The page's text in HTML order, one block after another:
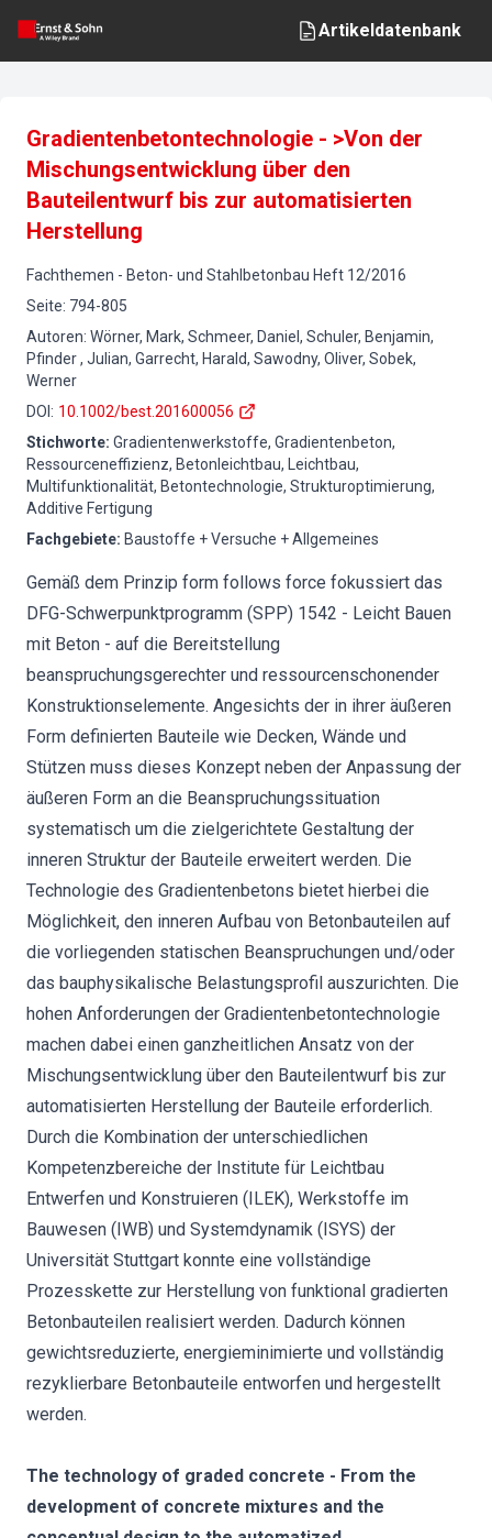
Artikeldatenbank
Gradientenbetontechnologie - >Von der
Mischungsentwicklung über den
Bauteilentwurf bis zur automatisierten
Herstellung
Fachthemen - Beton- und Stahlbetonbau Heft 12/2016
Seite: 794-805
Autoren: Wörner, Mark, Schmeer, Daniel, Schuler, Benjamin,
Pfinder , Julian, Garrecht, Harald, Sawodny, Oliver, Sobek,
Werner
DOI : 10.1002/best.201600056
Stichworte: Gradientenwerkstoffe, Gradientenbeton,
Ressourceneffizienz, Betonleichtbau, Leichtbau,
Multifunktionalität, Betontechnologie, Strukturoptimierung,
Additive Fertigung
Fachgebiete: Baustoffe + Versuche + Allgemeines
Gemäß dem Prinzip form follows force fokussiert das
DFG-Schwerpunktprogramm (SPP) 1542 - Leicht Bauen
mit Beton - auf die Bereitstellung
beanspruchungsgerechter und ressourcenschonender
Konstruktionselemente. Angesichts der in ihrer äußeren
Form definierten Bauteile wie Decken, Wände und
Stützen muss dieses Konzept neben der Anpassung der
äußeren Form an die Beanspruchungssituation
systematisch um die zielgerichtete Gestaltung der
inneren Struktur der Bauteile erweitert werden. Die
Technologie des Gradientenbetons bietet hierbei die
Möglichkeit, den inneren Aufbau von Betonbauteilen auf
die vorliegenden statischen Beanspruchungen und/oder
das bauphysikalische Belastungsprofil auszurichten. Die
hohen Anforderungen der Gradientenbetontechnologie
machen dabei einen ganzheitlichen Ansatz von der
Mischungsentwicklung über den Bauteilentwurf bis zur
automatisierten Herstellung der Bauteile erforderlich.
Durch die Kombination der unterschiedlichen
Kompetenzbereiche der Institute für Leichtbau
Entwerfen und Konstruieren (ILEK), Werkstoffe im
Bauwesen (IWB) und Systemdynamik (ISYS) der
Universität Stuttgart konnte eine vollständige
Prozesskette zur Herstellung von funktional gradierten
Betonbauteilen realisiert werden. Dadurch können
gewichtsreduzierte, energieminimierte und vollständig
rezyklierbare Betonbauteile entworfen und hergestellt
werden.
The technology of graded concrete - From the
development of concrete mixtures and the